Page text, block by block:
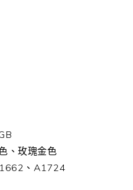
、玫瑰金色
、A1724